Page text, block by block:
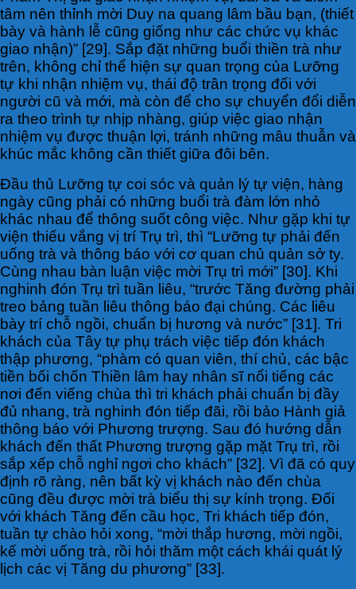
tâm nên thỉnh mời Duy na quang lâm bầu bạn, (thiết
bày và hành lễ cũng giống như các chức vụ khác
giao nhận)” [29]. Sắp đặt những buổi thiền trà như
trên, không chỉ thể hiện sự quan trọng của Lưỡng
tự khi nhận nhiệm vụ, thái độ trân trọng đối với
người cũ và mới, mà còn để cho sự chuyển đổi diễn
ra theo trình tự nhịp nhàng, giúp việc giao nhận
nhiệm vụ được thuận lợi, tránh những mâu thuẫn và
khúc mắc không cần thiết giữa đôi bên.
Đầu thủ Lưỡng tự coi sóc và quản lý tự viện, hàng
ngày cũng phải có những buổi trà đàm lớn nhỏ
khác nhau để thông suốt công việc. Như gặp khi tự
viện thiếu vắng vị trí Trụ trì, thì “Lưỡng tự phải đến
uống trà và thông báo với cơ quan chủ quản sở ty.
Cùng nhau bàn luận việc mời Trụ trì mới” [30]. Khi
nghinh đón Trụ trì tuần liêu, “trước Tăng đường phải
treo bảng tuần liêu thông báo đại chúng. Các liêu
bày trí chỗ ngồi, chuẩn bị hương và nước” [31]. Tri
khách của Tây tự phụ trách việc tiếp đón khách
thập phương, “phàm có quan viên, thí chủ, các bậc
tiền bối chốn Thiền lâm hay nhân sĩ nổi tiếng các
nơi đến viếng chùa thì tri khách phải chuẩn bị đầy
đủ nhang, trà nghinh đón tiếp đãi, rồi bảo Hành giả
thông báo với Phương trượng. Sau đó hướng dẫn
khách đến thất Phương trượng gặp mặt Trụ trì, rồi
sắp xếp chỗ nghỉ ngơi cho khách” [32]. Vì đã có quy
định rõ ràng, nên bất kỳ vị khách nào đến chùa
cũng đều được mời trà biểu thị sự kính trọng. Đối
với khách Tăng đến cầu học, Tri khách tiếp đón,
tuần tự chào hỏi xong, “mời thắp hương, mời ngồi,
kế mời uống trà, rồi hỏi thăm một cách khái quát lý
lịch các vị Tăng du phương” [33].